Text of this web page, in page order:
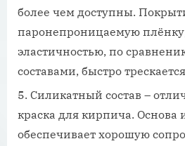
более чем доступны.
паронепроницаемую
эластичностью, по
составами, быстро
Силикатный состав –
краска для кирпича. Основа
обеспечивает хорошую